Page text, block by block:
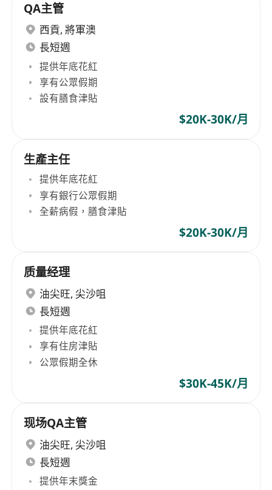
QA主管
西貢, 將軍澳
長短週
提供年底花紅
享有公眾假期
設有膳食津貼
$20K-30K/月
生產主任
提供年底花紅
享有銀行公眾假期
全薪病假，膳食津貼
$20K-30K/月
质量经理
油尖旺, 尖沙咀
長短週
提供年底花紅
享有住房津貼
公眾假期全休
$30K-45K/月
现场QA主管
油尖旺, 尖沙咀
長短週
提供年末獎金